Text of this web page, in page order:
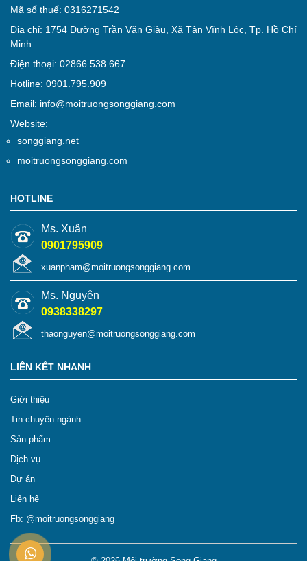
Mã số thuế: 0316271542
Địa chỉ: 1754 Đường Trần Văn Giàu, Xã Tân Vĩnh Lộc, Tp. Hồ Chí
Minh
Điện thoại: 02866.538.667
Hotline: 0901.795.909
Email: info@moitruongsonggiang.com
Website:
songgiang.net
moitruongsonggiang.com
HOTLINE
Ms. Xuân
0901795909
xuanpham@moitruongsonggiang.com
Ms. Nguyên
0938338297
thaonguyen@moitruongsonggiang.com
LIÊN KẾT NHANH
Giới thiệu
Tin chuyên ngành
Sản phẩm
Dịch vụ
Dự án
Liên hệ
Fb: @moitruongsonggiang